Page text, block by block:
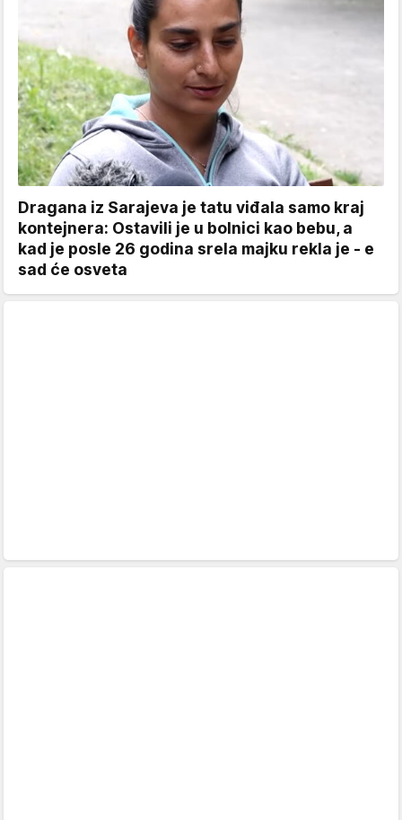
Dragana iz Sarajeva je tatu viđala samo kraj
kontejnera: Ostavili je u bolnici kao bebu, a
kad je posle 26 godina srela majku rekla je - e
sad će osveta